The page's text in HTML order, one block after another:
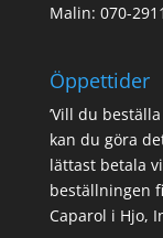
Malin: 070-
Öppettider
’Vill du
kan du göra
lättast betala
beställningen
Caparol i Hjo,